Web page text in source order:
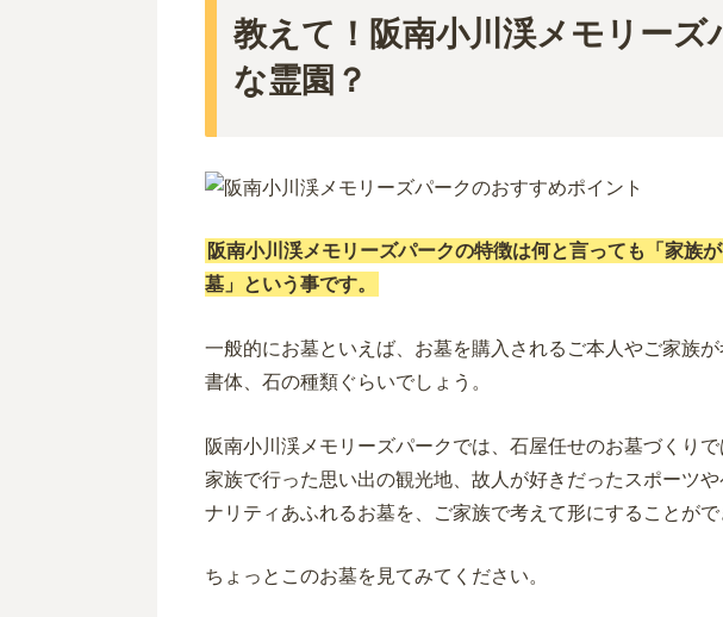
教えて！阪南小川渓メモリーズ
な霊園？
阪南小川渓メモリーズパークの特徴は何と言っても「家族
墓」という事です。
一般的にお墓といえば、お墓を購入されるご本人やご家族
書体、石の種類ぐらいでしょう。
阪南小川渓メモリーズパークでは、石屋任せのお墓づくり
家族で行った思い出の観光地、故人が好きだったスポーツ
ナリティあふれるお墓を、ご家族で考えて形にすることがで
ちょっとこのお墓を見てみてください。